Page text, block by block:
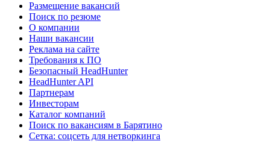
Размещение вакансий
Поиск по резюме
О компании
Наши вакансии
Реклама на сайте
Требования к ПО
Безопасный HeadHunter
HeadHunter API
Партнерам
Инвесторам
Каталог компаний
Поиск по вакансиям в Барятино
Сетка: соцсеть для нетворкинга